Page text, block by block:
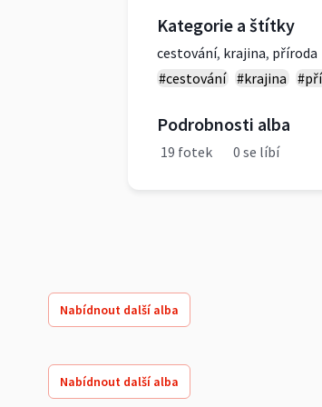
Kategorie a štítky
cestování, krajina, příroda
#cestování #krajina
Podrobnosti alba
19 fotek 0 se líbí
Nabídnout další alba
Nabídnout další alba